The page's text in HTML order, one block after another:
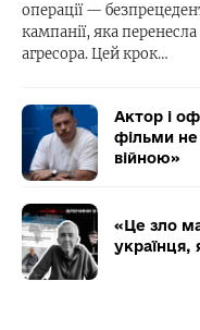
операції —
кампанії, яка
агресора. Цей крок…
Актор і
фільми не
війною»
«Це зло
українця,